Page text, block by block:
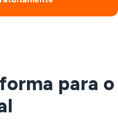
para o